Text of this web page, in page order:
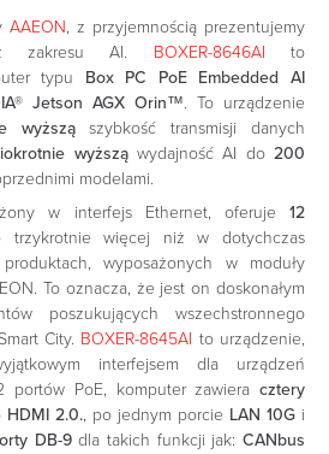
AAEON, z przyjemnością prezentujemy
z zakresu AI. BOXER-8646AI to
typu Box PC PoE Embedded AI
Jetson AGX Orin™. To urządzenie
wyższąszybkość transmisji danych
wyższąwydajność AI do200
modelami.
w interfejs Ethernet, oferuje 12
więcej niż w dotychczas
wyposażonych w moduły
To oznacza, że jest on doskonałym
poszukujących wszechstronnego
City. BOXER-8645AI to urządzenie,
interfejsem dla urządzeń
portów PoE, komputer zawiera cztery
HDMI 2.0., po jednym porcie LAN 10G i
DB-9dla takich funkcji jak: CANbus